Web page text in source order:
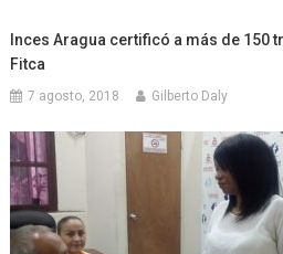
Inces Aragua certificó a más de 150
Fitca
7 agosto, 2018 Gilberto Daly